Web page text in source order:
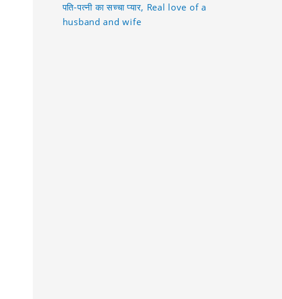
पति-पत्नी का सच्चा प्यार, Real love of a
husband and wife